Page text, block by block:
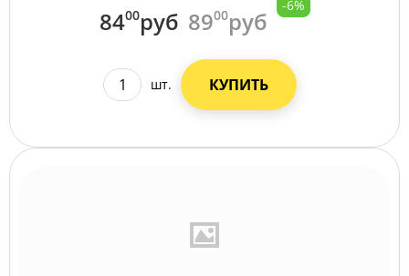
8400руб 8900руб
-6%
шт. КУПИТЬ